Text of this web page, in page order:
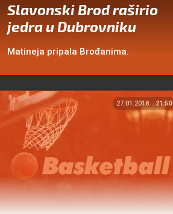
Slavonski Brod raširio
jedra u Dubrovniku
Matineja pripala Brođanima.
27.01.2018. 21:50